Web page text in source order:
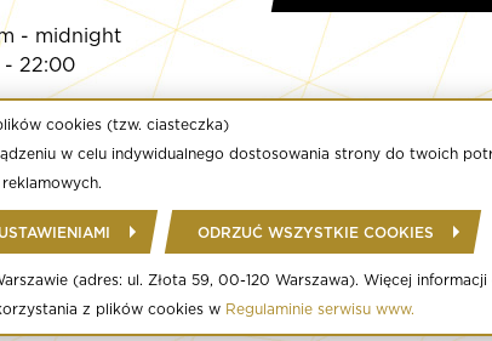
- midnight
- 22:00
cookies (tzw. ciasteczka)
w celu indywidualnego dostosowania strony do twoich
ODRZUĆ WSZYSTKIE COOKIES
(adres: ul. Złota 59, 00-120 Warszawa). Więcej
z plików cookies w Regulaminie serwisu www.